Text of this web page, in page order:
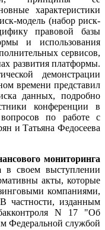
характеристики
модель (набор риск-
правовой базы
и использования
сервисов,
развития платформы.
демонстрации
времени представил
данных, подробно
конференции в
по работе с
и Татьяна Федосеева
мониторинга
в своем выступлении
акты, которые
компаниями,
частности, изданным
N 17 "Об
Федеральной службой